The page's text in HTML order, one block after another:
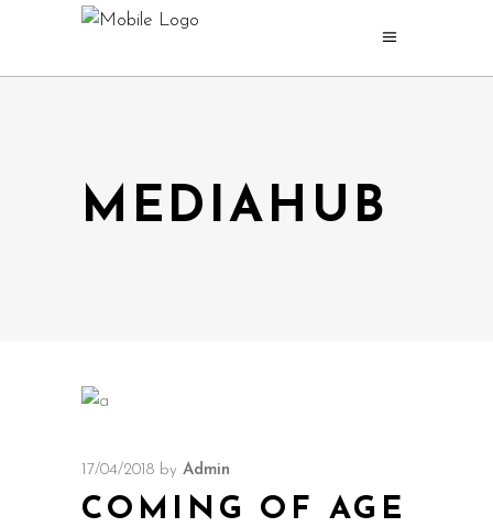
MEDIAHUB
17/04/2018 by Admin
COMING OF AGE